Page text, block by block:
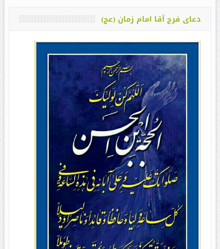
دعای فرج آقا امام زمان (عج)